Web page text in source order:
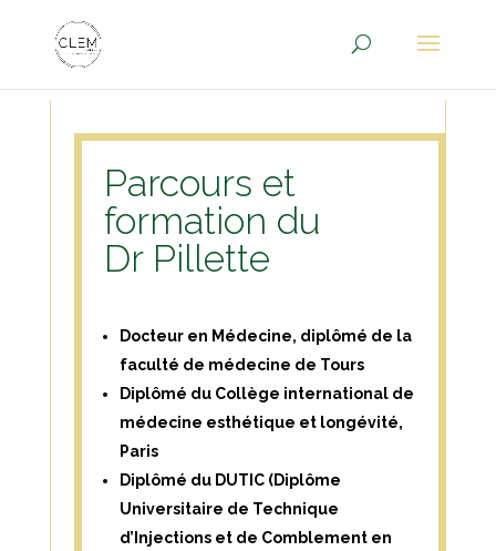
Parcours et
formation du
Dr Pillette
Docteur en Médecine, diplômé de la
faculté de médecine de Tours
Diplômé du Collège international de
médecine esthétique et longévité,
Paris
Diplômé du DUTIC (Diplôme
Universitaire de Technique
d’Injections et de Comblement en